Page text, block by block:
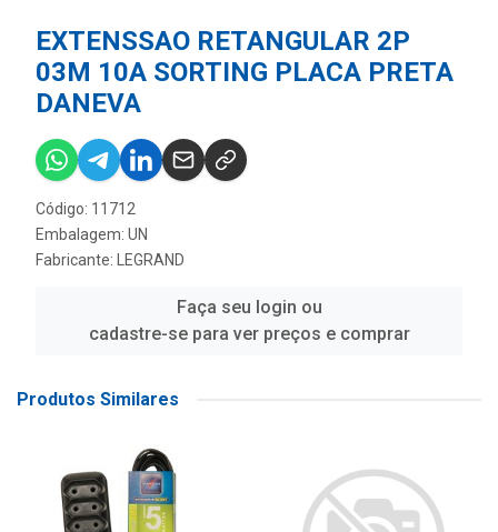
EXTENSSAO RETANGULAR 2P
03M 10A SORTING PLACA PRETA
DANEVA
Código: 11712
Embalagem: UN
Fabricante:
LEGRAND
Faça seu login ou
cadastre-se para ver preços e comprar
Produtos Similares